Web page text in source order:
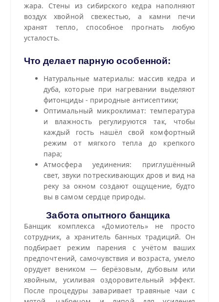
жара. Стены из сибирского кедра наполняют
воздух хвойной свежестью, а камни печи
хранят тепло, способное прогнать любую
усталость.
Что делает парную особенной:
Натуральные материалы: массив кедра и
дуба, которые при нагревании выделяют
фитонциды - природные антисептики;
Оптимальный микроклимат: температура
и влажность регулируются так, чтобы
каждый гость нашёл свой комфортный
режим от мягкого тепла до крепкого
пара;
Атмосфера уединения: приглушённый
свет, звуки потрескивающих дров и вид на
реку за окном создают ощущение, будто
вы в самом сердце природы.
Забота опытного банщика
Банщик комплекса «Домиотель» не просто
сотрудник, а хранитель банных традиций. Он
подбирает режим парения с учётом ваших
предпочтений, самочувствия и возраста, умело
орудует веником — берёзовым, дубовым или
хвойным, усиливая оздоровительный эффект.
После процедуры заваривает травяные чаи с